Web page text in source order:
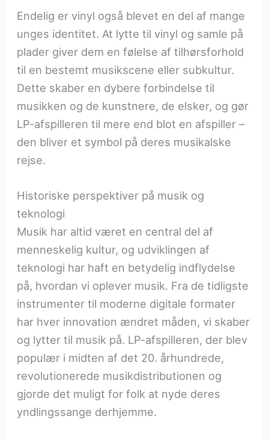
Endelig er vinyl også blevet en del af mange
unges identitet. At lytte til vinyl og samle på
plader giver dem en følelse af tilhørsforhold
til en bestemt musikscene eller subkultur.
Dette skaber en dybere forbindelse til
musikken og de kunstnere, de elsker, og gør
LP-afspilleren til mere end blot en afspiller –
den bliver et symbol på deres musikalske
rejse.
Historiske perspektiver på musik og
teknologi
Musik har altid været en central del af
menneskelig kultur, og udviklingen af
teknologi har haft en betydelig indflydelse
på, hvordan vi oplever musik. Fra de tidligste
instrumenter til moderne digitale formater
har hver innovation ændret måden, vi skaber
og lytter til musik på. LP-afspilleren, der blev
populær i midten af det 20. århundrede,
revolutionerede musikdistributionen og
gjorde det muligt for folk at nyde deres
yndlingssange derhjemme.